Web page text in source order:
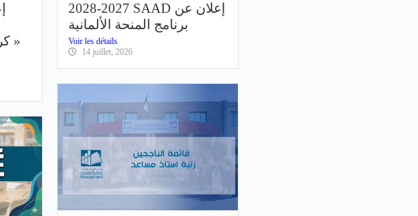
«
2028-2027 SAAD إعلان عن
برنامج المنحة الألمانية
Voir les détails
14 juillet, 2026